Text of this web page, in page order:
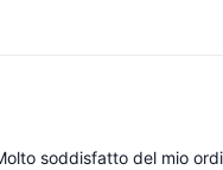
soddisfatto del mio